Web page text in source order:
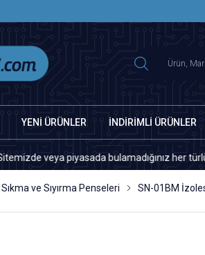
YENİ ÜRÜNLER İNDİRİMLİ ÜRÜNLER
piyasada bulamadığınız her türlü
Sıkma ve Sıyırma Penseleri SN-01BM